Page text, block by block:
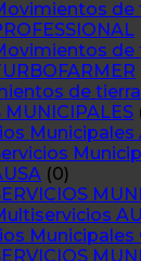
de
de
de
MUNICIPALES
Municipales
(0)
Municipales